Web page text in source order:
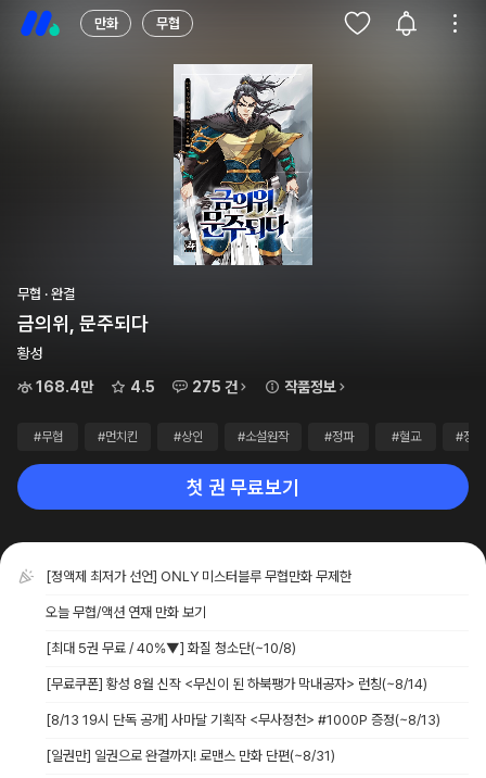
만화 무협
무협 · 완결
금의위, 문주되다
황성
168.4만
4.5 275 건 작품정보
#무협 #먼치킨 #상인 #소설원작 #정파 #혈교 #정
첫 권 무료보기
[정액제 최저가 선언] ONLY 미스터블루 무협만화 무제한
오늘 무협/액션 연재 만화 보기
[최대 5권 무료 / 40%▼] 화질 청소단(~10/8)
[무료쿠폰] 황성 8월 신작 <무신이 된 하북팽가 막내공자> 런칭(~8/14)
[8/13 19시 단독 공개] 사마달 기획작 <무사정천> #1000P 증정(~8/13)
[일권만] 일권으로 완결까지! 로맨스 만화 단편(~8/31)